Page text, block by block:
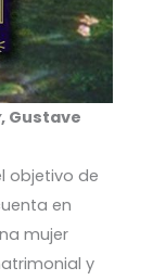
, Gustave
objetivo de
en
mujer
y